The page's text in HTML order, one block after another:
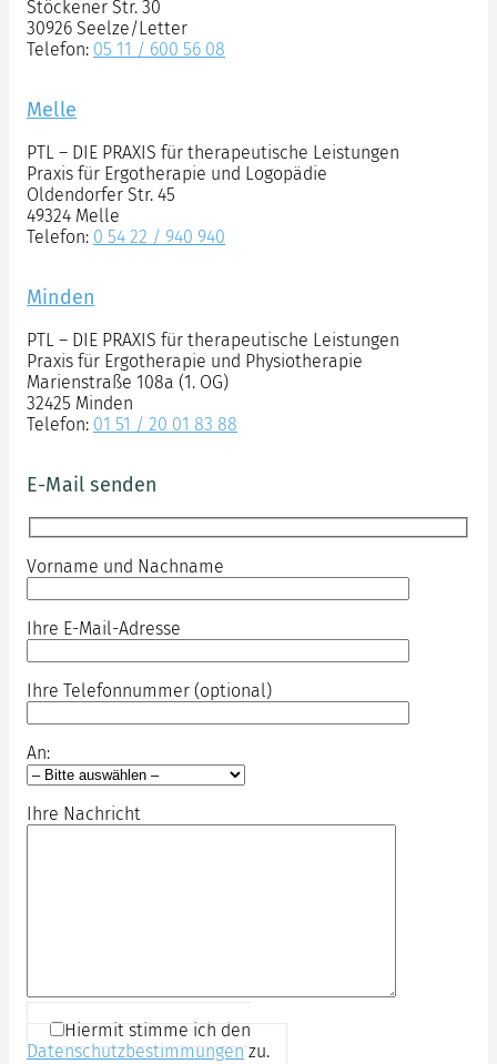
Stöckener Str. 30
30926 Seelze/Letter
Telefon: 05 11 / 600 56 08
Melle
PTL – DIE PRAXIS für therapeutische Leistungen
Praxis für Ergotherapie und Logopädie
Oldendorfer Str. 45
49324 Melle
Telefon: 0 54 22 / 940 940
Minden
PTL – DIE PRAXIS für therapeutische Leistungen
Praxis für Ergotherapie und Physiotherapie
Marienstraße 108a (1. OG)
32425 Minden
Telefon: 01 51 / 20 01 83 88
E-Mail senden
Vorname und Nachname
Ihre E-Mail-Adresse
Ihre Telefonnummer (optional)
An:
Ihre Nachricht
Hiermit stimme ich den
Datenschutzbestimmungen zu.